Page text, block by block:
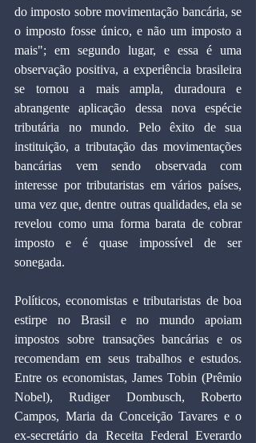
do imposto sobre movimentação bancária, se
o imposto fosse único, e não um imposto a
mais"; em segundo lugar, e essa é uma
observação positiva, a experiência brasileira
se tornou a mais ampla, duradoura e
abrangente aplicação dessa nova espécie
tributária no mundo. Pelo êxito de sua
instituição, a tributação das movimentações
bancárias vem sendo observada com
interesse por tributaristas em vários países,
uma vez que, dentre outras qualidades, ela se
revelou como uma forma barata de cobrar
imposto e é quase impossível de ser
sonegada.
Políticos, economistas e tributaristas de boa
estirpe no Brasil e no mundo apoiam
impostos sobre transações bancárias e os
recomendam em seus trabalhos e estudos.
Entre os economistas, James Tobin (Prêmio
Nobel), Rudiger Dombusch, Roberto
Campos, Maria da Conceição Tavares e o
ex-secretário da Receita Federal Everardo